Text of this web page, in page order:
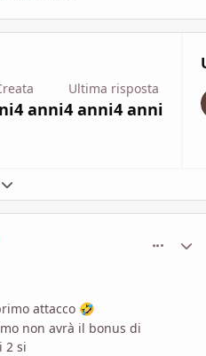
4 anni
Ultima risposta
4 anni4 anni
Espandi panoramica del topic
attacco 🤣
non avrà il bonus di
2 si